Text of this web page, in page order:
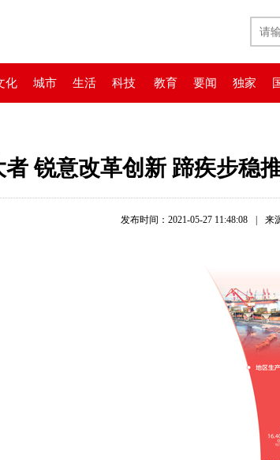
化 城市 生活 科技 教育 要闻 独家
锐意改革创新 蹄疾步稳
发布时间：2021-05-27 11:48:08 来